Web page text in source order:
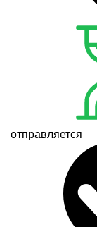
отправляется